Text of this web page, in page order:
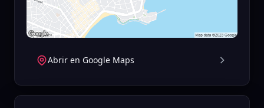
Abrir en Google Maps